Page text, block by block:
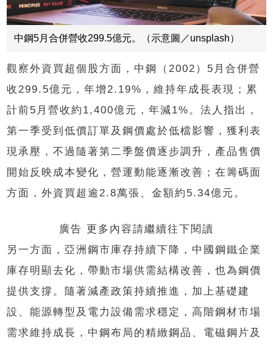
中鋼5月合併營收299.5億元。（示意圖／unsplash）
觀察外資買超個股方面，中鋼（2002）5月合併營
收299.5億元，年增2.19%，維持年成長表現；累
計前5月營收約1,400億元，年減1%。法人指出，
第一季受到低價訂單及鋼價處於低檔影響，獲利表
現承壓，不過隨著第二季盤價逐步調升，產品售價
開始反映成本變化，營運動能逐漸改善；在籌碼面
方面，外資買超逾2.8萬張、金額約5.34億元。
廣告 更多內容請繼續往下閱讀
另一方面，亞洲鋼市庫存持續下降，中國鋼鐵企業
庫存明顯去化，帶動市場供需結構改善，也為鋼價
提供支撐。隨著減產政策持續推進，加上基礎建
設、能源轉型及電力設備需求穩定，高階鋼材市場
需求維持成長，中鋼布局的精緻鋼品、電磁鋼片及